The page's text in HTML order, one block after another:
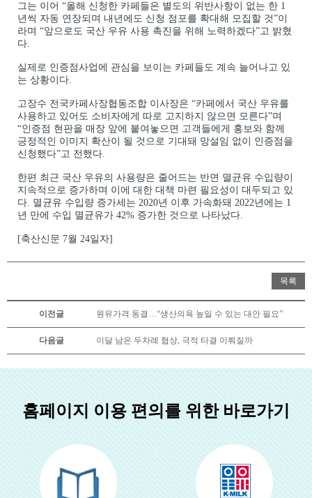
그는 이어 “올해 신청한 카페들은 별도의 위반사항이 없는 한 1
년씩 자동 연장되며 내년에도 신청 점포를 확대해 모집할 것”이
라며 “앞으로도 국산 우유 사용 촉진을 위해 노력하겠다”고 밝혔
다.
실제로 인증점사업에 관심을 보이는 카페들도 계속 늘어나고 있
는 상황이다.
고장수 전국카페사장협동조합 이사장은 “카페에서 국산 우유를
사용하고 있어도 소비자에게 따로 고지하지 않으면 모른다”며
“인증점 현판을 매장 앞에 붙여놓으면 고객들에게 홍보와 함께
긍정적인 이미지 확산이 될 것으로 기대돼 망설임 없이 인증점을
신청했다”고 전했다.
한편 최근 국산 우유의 사용량은 줄어드는 반면 멸균유 수입량이
지속적으로 증가하며 이에 대한 대책 마련 필요성이 대두되고 있
다. 멸균유 수입량 증가세는 2020년 이후 가속화돼 2022년에는 1
년 만에 수입 멸균유가 42% 증가한 것으로 나타났다.
[축산신문 7월 24일자]
목록
이전글 원유가격 동결…“생산의욕 높일 수 있는 대안 필요”
다음글 이달 남은 두차례 협상, 극적 타결 이뤄질까
홈페이지 이용 편의를 위한 바로가기